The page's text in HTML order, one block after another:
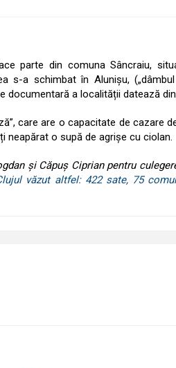
parte din comuna Sâncraiu,
s-a schimbat în Alunișu,
documentară a localității datează
care are o capacitate de cazare
neapărat o supă de agrișe cu ciolan.
și Căpuș Ciprian pentru
văzut altfel: 422 sate, 75